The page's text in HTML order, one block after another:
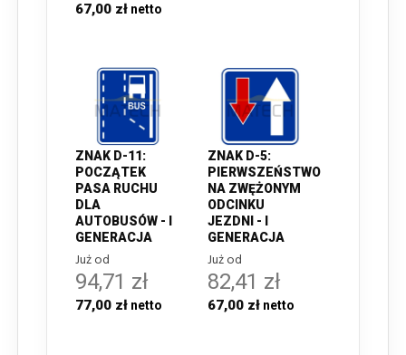
67,00 zł
ZNAK D-11:
POCZĄTEK
PASA RUCHU
DLA
AUTOBUSÓW - I
GENERACJA
Już od
94,71 zł
77,00 zł
ZNAK D-5:
PIERWSZEŃSTWO
NA ZWĘŻONYM
ODCINKU
JEZDNI - I
GENERACJA
Już od
82,41 zł
67,00 zł